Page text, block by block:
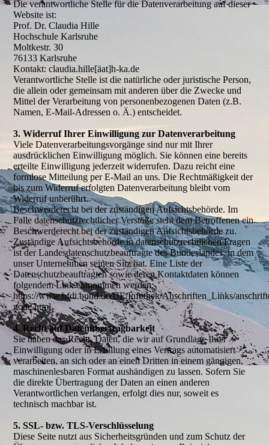
Die verantwortliche Stelle für die Datenverarbeitung auf dieser
Website ist:
Prof. Dr. Claudia Hille
Hochschule Karlsruhe
Moltkestr. 30
76133 Karlsruhe
Kontakt: claudia.hille[äat]h-ka.de
Verantwortliche Stelle ist die natürliche oder juristische Person,
die allein oder gemeinsam mit anderen über die Zwecke und
Mittel der Verarbeitung von personenbezogenen Daten (z.B.
Namen, E-Mail-Adressen o. Ä.) entscheidet.
3. Widerruf Ihrer Einwilligung zur Datenverarbeitung
Viele Datenverarbeitungsvorgänge sind nur mit Ihrer
ausdrücklichen Einwilligung möglich. Sie können eine bereits
erteilte Einwilligung jederzeit widerrufen. Dazu reicht eine
formlose Mitteilung per E-Mail an uns. Die Rechtmäßigkeit der
bis zum Widerruf erfolgten Datenverarbeitung bleibt vom
Widerruf unberührt.
Beschwerderecht bei der zuständigen Aufsichtsbehörde. Im
Falle datenschutzrechtlicher Verstöße steht dem Betroffenen ein
Beschwerderecht bei der zuständigen Aufsichtsbehörde zu.
Zuständige Aufsichtsbehörde in datenschutzrechtlichen Fragen
ist der Landesdatenschutzbeauftragte des Bundeslandes, in dem
unser Unternehmen seinen Sitz hat. Eine Liste der
Datenschutzbeauftragten sowie deren Kontaktdaten können
folgendem Link entnommen werden:
https://www.bfdi.bund.de/DE/Infothek/Anschriften_Links/
node.html.
4. Recht auf Datenübertragbarkeit
Sie haben das Recht, Daten, die wir auf Grundlage Ihrer
Einwilligung oder in Erfüllung eines Vertrags automatisiert
verarbeiten, an sich oder an einen Dritten in einem gängigen,
maschinenlesbaren Format aushändigen zu lassen. Sofern Sie
die direkte Übertragung der Daten an einen anderen
Verantwortlichen verlangen, erfolgt dies nur, soweit es
technisch machbar ist.
5. SSL- bzw. TLS-Verschlüsselung
Diese Seite nutzt aus Sicherheitsgründen und zum Schutz der